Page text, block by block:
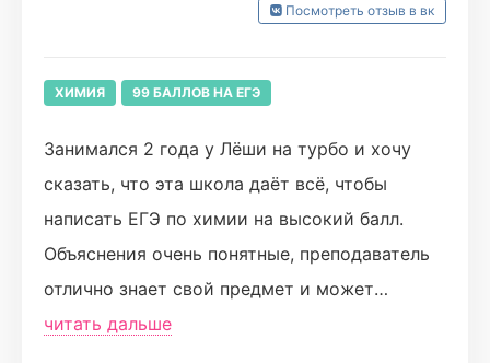
логика, которая и помогла мне не зубрить
В какие-то моменты у меня даже
бросить всё и идти смотреть занятия)))
Спасииибо за всё!❤
Посмотреть отзыв в вк
ХИМИЯ 99 БАЛЛОВ НА ЕГЭ
Занимался 2 года у Лёши на турбо и хочу
сказать, что эта школа даёт всё, чтобы
написать ЕГЭ по химии на высокий балл.
Объяснения очень понятные, преподаватель
отлично знает свой предмет и может
ответить на любой вопрос ученика. Также на
читать дальше